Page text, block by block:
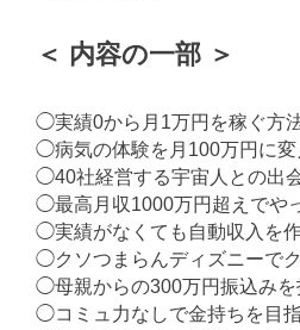
＜ 内容の一部 ＞
◯実績0から月1万円を稼ぐ方
◯病気の体験を月100万円に変
◯40社経営する宇宙人との出
◯最高月収1000万円超えでや
◯実績がなくても自動収入を
◯クソつまらんディズニーで
◯母親からの300万円振込みを
◯コミュ力なしで金持ちを目